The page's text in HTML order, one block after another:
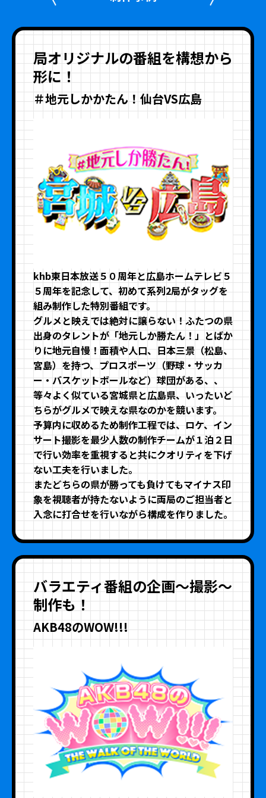
局オリジナルの番組を構想から
形に！
＃地元しかかたん！仙台VS広島
khb東日本放送５０周年と広島ホームテレビ５
５周年を記念して、初めて系列2局がタッグを
組み制作した特別番組です。
グルメと映えでは絶対に譲らない！ふたつの県
出身のタレントが「地元しか勝たん！」とばか
りに地元自慢！面積や人口、日本三景（松島、
宮島）を持つ、プロスポーツ（野球・サッカ
ー・バスケットボールなど）球団がある、、
等々よく似ている宮城県と広島県、いったいど
ちらがグルメで映えな県なのかを競います。
予算内に収めるため制作工程では、ロケ、イン
サート撮影を最少人数の制作チームが１泊２日
で行い効率を重視すると共にクオリティを下げ
ない工夫を行いました。
またどちらの県が勝っても負けてもマイナス印
象を視聴者が持たないように両局のご担当者と
入念に打合せを行いながら構成を作りました。
バラエティ番組の企画～撮影～
制作も！
AKB48のWOW!!!